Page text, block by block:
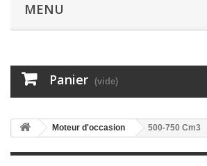
MENU
Panier (vide)
Moteur d'occasion 500-750 Cm3